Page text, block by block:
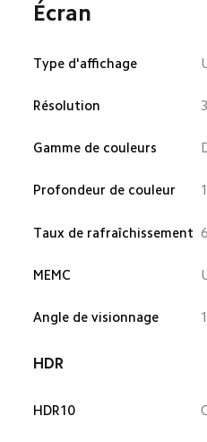
Écran
Type d'affichage
Résolution
Gamme de couleurs
Profondeur de couleur
Taux de rafraîchissement
MEMC
Angle de visionnage
HDR
HDR10